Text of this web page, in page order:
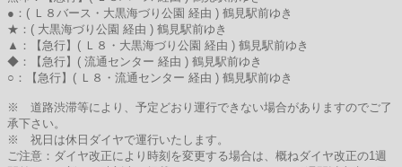
●：( Ｌ８バース・大黒海づり公園 経由 ) 鶴見駅前ゆき
★：( 大黒海づり公園 経由 ) 鶴見駅前ゆき
▲：【急行】( Ｌ８・大黒海づり公園 経由 ) 鶴見駅前ゆき
◆：【急行】( 流通センター 経由 ) 鶴見駅前ゆき
○：【急行】( Ｌ８・流通センター 経由 ) 鶴見駅前ゆき
※ 道路渋滞等により、予定どおり運行できない場合がありますのでご了
承下さい。
※ 祝日は休日ダイヤで運行いたします。
ご注意：ダイヤ改正により時刻を変更する場合は、概ねダイヤ改正の1週